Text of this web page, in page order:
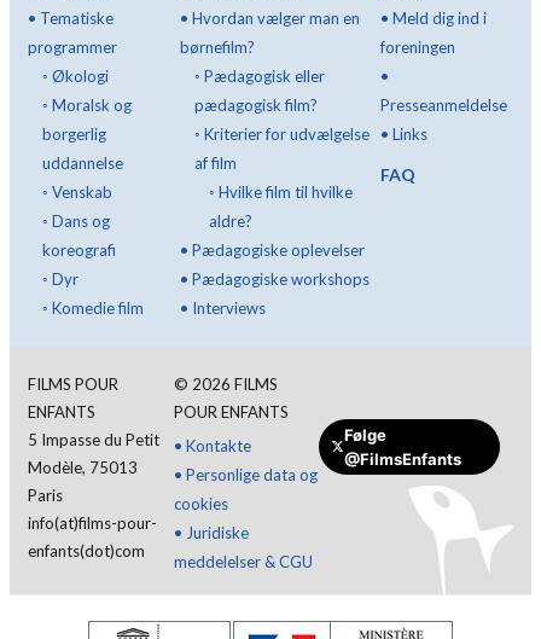
• Tematiske
programmer
◦ Økologi
◦ Moralsk og
borgerlig
uddannelse
◦ Venskab
◦ Dans og
koreografi
◦ Dyr
◦ Komedie film
• Hvordan vælger man en
børnefilm?
◦ Pædagogisk eller
pædagogisk film?
◦ Kriterier for udvælgelse
af film
◦ Hvilke film til hvilke
aldre?
• Pædagogiske oplevelser
• Pædagogiske workshops
• Interviews
•Meld dig ind i
foreningen
•
Presseanmeldelse
•Links
FAQ
FILMS POUR
ENFANTS
5 Impasse du Petit
Modèle, 75013
Paris
info(at)films-pour-
enfants(dot)com
© 2026 FILMS
POUR ENFANTS
• Kontakte
• Personlige data og
cookies
• Juridiske
meddelelser & CGU
Følge
@FilmsEnfants